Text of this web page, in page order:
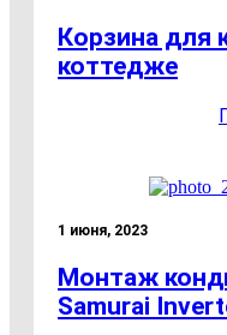
Корзина для
коттедже
1 июня, 2023
Монтаж
Samurai